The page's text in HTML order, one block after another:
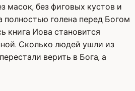
масок, без фиговых кустов и
полностью голена перед Богом
книга Иова становится
Сколько людей ушли из
верить в Бога, а